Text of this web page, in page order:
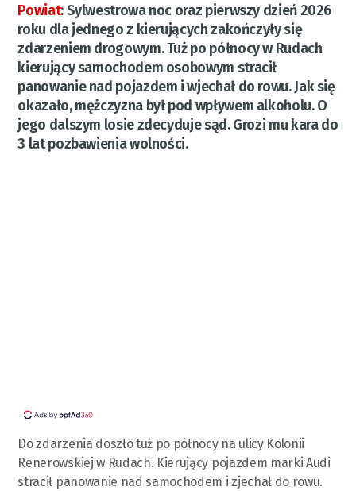
Powiat:Sylwestrowa noc oraz pierwszy dzień 2026
roku dla jednego z kierujących zakończyły się
zdarzeniem drogowym. Tuż po północy w Rudach
kierujący samochodem osobowym stracił
panowanie nad pojazdem i wjechał do rowu. Jak się
okazało, mężczyzna był pod wpływem alkoholu. O
jego dalszym losie zdecyduje sąd. Grozi mu kara do
3 lat pozbawienia wolności.
Do zdarzenia doszło tuż po północy na ulicy Kolonii
Renerowskiej w Rudach. Kierujący pojazdem marki Audi
stracił panowanie nad samochodem i zjechał do rowu.